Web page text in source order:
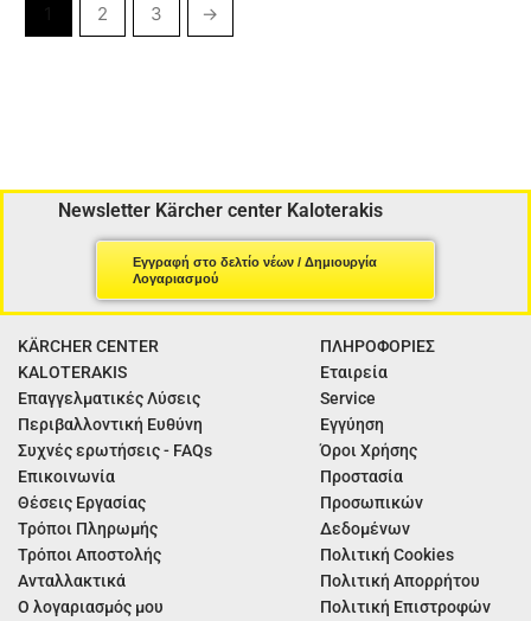
2 3 →
Newsletter Kärcher center Kaloterakis
Εγγραφή στο δελτίο νέων / Δημιουργία
Λογαριασμού
KÄRCHER CENTER
KALOTERAKIS
Επαγγελματικές Λύσεις
Περιβαλλοντική Ευθύνη
Συχνές ερωτήσεις - FAQs
Επικοινωνία
Θέσεις Εργασίας
Τρόποι Πληρωμής
Τρόποι Αποστολής
Ανταλλακτικά
Ο λογαριασμός μου
ΠΛΗΡΟΦΟΡΙΕΣ
Εταιρεία
Service
Εγγύηση
Όροι Χρήσης
Προστασία
Προσωπικών
Δεδομένων
Πολιτική Cookies
Πολιτική Απορρήτου
Πολιτική Επιστροφών